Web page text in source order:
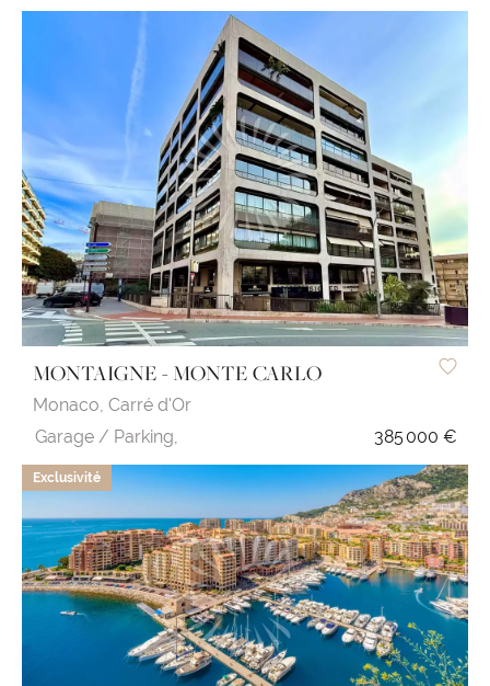
MONTAIGNE - MONTE CARLO
Monaco, Carré d'Or
Garage / Parking,
385 000 €
Exclusivité